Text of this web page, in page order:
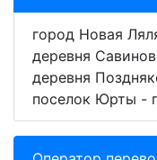
город Новая
деревня
деревня
поселок Юрты -